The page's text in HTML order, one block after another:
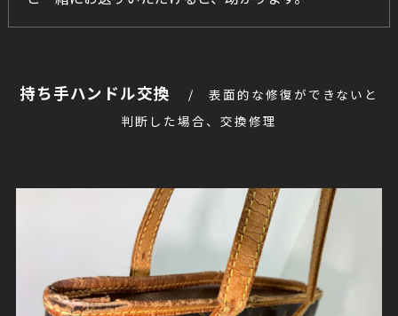
持ち手ハンドル交換
表面的な修復ができないと
判断した場合、交換修理